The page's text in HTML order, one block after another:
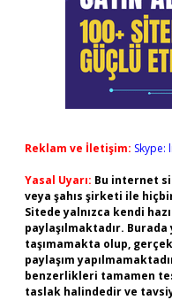
Reklam ve İletişim: Skype:
Yasal Uyarı: Bu internet
veya şahıs şirketi ile
Sitede yalnızca kendi
paylaşılmaktadır.
taşımamakta olup,
paylaşım
benzerlikleri tamamen
taslak halindedir ve